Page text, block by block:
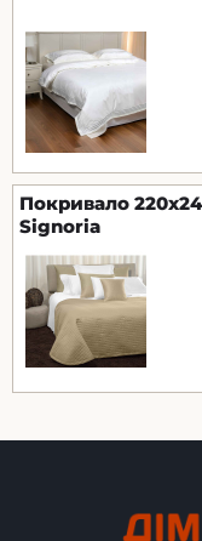
Покривало
Signoria